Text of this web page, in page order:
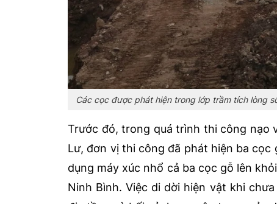
Các cọc được phát hiện trong lớp trầm tích lòng
Trước đó, trong quá trình thi công nạo
Lư, đơn vị thi công đã phát hiện ba
dụng máy xúc nhổ cả ba cọc gỗ lên
Ninh Bình. Việc di dời hiện vật khi